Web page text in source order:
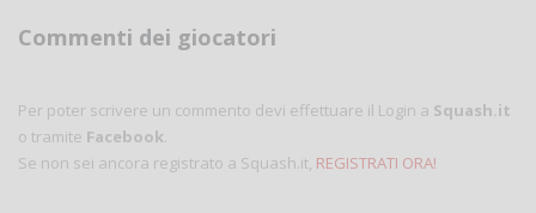
Commenti dei giocatori
Per poter scrivere un commento devi effettuare il Login a Squash.it
o tramite Facebook
Se non sei ancora registrato a Squash.it, REGISTRATI ORA!